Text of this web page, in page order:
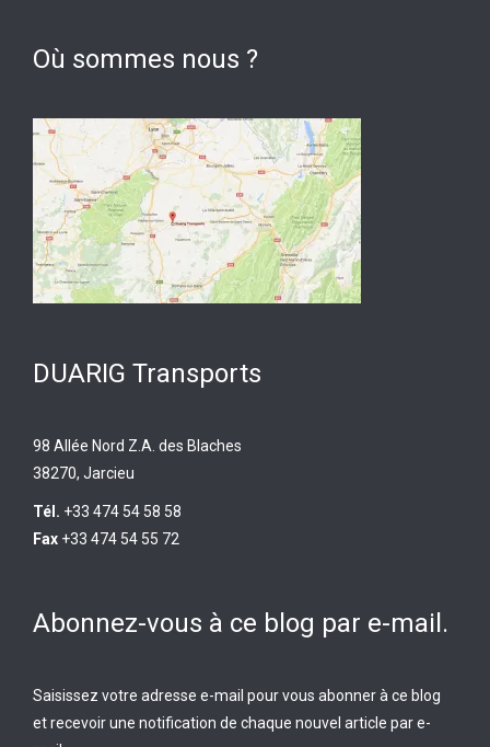
Où sommes nous ?
DUARIG Transports
98 Allée Nord Z.A. des Blaches
38270, Jarcieu
Tél. +33 474 54 58 58
Fax +33 474 54 55 72
Abonnez-vous à ce blog par e-mail.
Saisissez votre adresse e-mail pour vous abonner à ce blog
et recevoir une notification de chaque nouvel article par e-